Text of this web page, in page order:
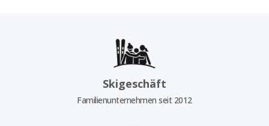
Skigeschäft
Familienunternehmen seit 2012